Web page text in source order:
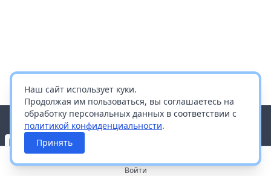
Наш сайт использует куки.
Продолжая им пользоваться, вы соглашаетесь на
обработку персональных данных в соответствии с
политикой конфиденциальности.
Принять
Войти